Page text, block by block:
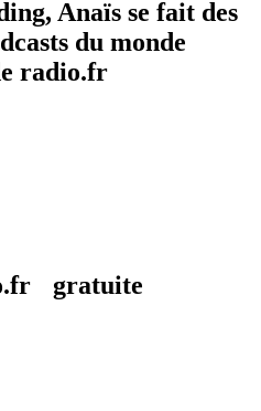
Anaïs se fait des
du monde
radio.fr
gratuite